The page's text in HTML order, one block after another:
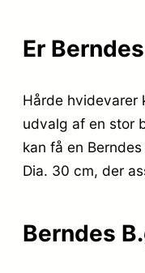
Er
Hårde hvidevarer
udvalg af en stor
kan få en
Dia. 30 cm, der
Berndes